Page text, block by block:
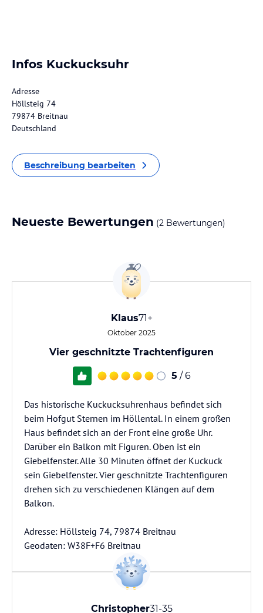
Infos Kuckucksuhr
Adresse
Höllsteig 74
79874 Breitnau
Deutschland
Beschreibung bearbeiten
Neueste Bewertungen (2 Bewertungen)
Klaus71+
Oktober 2025
Vier geschnitzte Trachtenfiguren
5 / 6
Das historische Kuckucksuhrenhaus befindet sich
beim Hofgut Sternen im Höllental. In einem großen
Haus befindet sich an der Front eine große Uhr.
Darüber ein Balkon mit Figuren. Oben ist ein
Giebelfenster. Alle 30 Minuten öffnet der Kuckuck
sein Giebelfenster. Vier geschnitzte Trachtenfiguren
drehen sich zu verschiedenen Klängen auf dem
Balkon.
Adresse: Höllsteig 74, 79874 Breitnau
Christopher31-35